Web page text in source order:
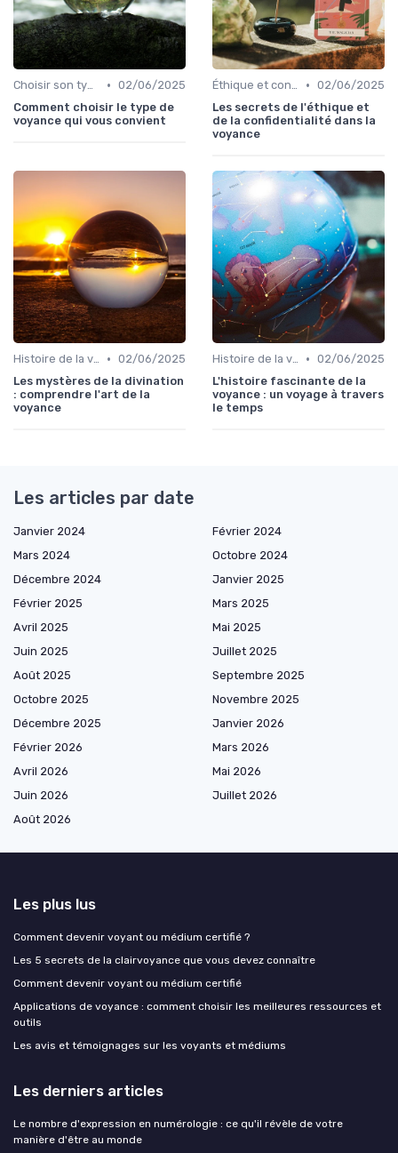
Choisir son type de voyance • 02/06/2025
Comment choisir le type de
voyance qui vous convient
Éthique et confidentialité • 02/06/2025
Les secrets de l'éthique et
de la confidentialité dans la
voyance
Histoire de la voyance • 02/06/2025
Les mystères de la divination
: comprendre l'art de la
voyance
Histoire de la voyance • 02/06/2025
L'histoire fascinante de la
voyance : un voyage à travers
le temps
Les articles par date
Janvier 2024
Février 2024
Mars 2024
Octobre 2024
Décembre 2024
Janvier 2025
Février 2025
Mars 2025
Avril 2025
Mai 2025
Juin 2025
Juillet 2025
Août 2025
Septembre 2025
Octobre 2025
Novembre 2025
Décembre 2025
Janvier 2026
Février 2026
Mars 2026
Avril 2026
Mai 2026
Juin 2026
Juillet 2026
Août 2026
Les plus lus
Comment devenir voyant ou médium certifié ?
Les 5 secrets de la clairvoyance que vous devez connaître
Comment devenir voyant ou médium certifié
Applications de voyance : comment choisir les meilleures ressources et
outils
Les avis et témoignages sur les voyants et médiums
Les derniers articles
Le nombre d'expression en numérologie : ce qu'il révèle de votre
manière d'être au monde